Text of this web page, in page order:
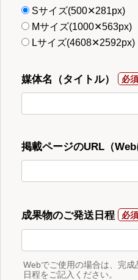
Sサイズ(500✕281px)
Mサイズ(1000✕563px)
Lサイズ(4608✕2592px)
媒体名（タイトル）
掲載ページのURL（Web
成果物のご発送日程
Webでご使用の場合は、完
日程をご記入ください。